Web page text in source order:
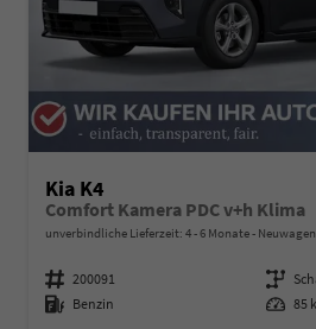
Kia K4
Comfort Kamera PDC v+h Klima
unverbindliche Lieferzeit: 4 - 6 Monate
Fahrzeugnummer 200091 Getriebe
Kraftstoff Benzin Leistung 85